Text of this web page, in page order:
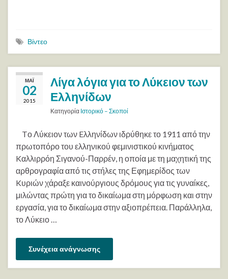
Βίντεο
ΜΆΙ
02
2015
Λίγα λόγια για το Λύκειον των
Ελληνίδων
Κατηγορία Ιστορικό – Σκοποί
Tο Λύκειον των Eλληνίδων ιδρύθηκε το 1911 από την
πρωτοπόρο του ελληνικού φεμινιστικού κινήματος
Kαλλιρρόη Σιγανού-Παρρέν, η οποία με τη μαχητική της
αρθρογραφία από τις στήλες της Εφημερίδος των
Kυριών χάραξε καινούργιους δρόμους για τις γυναίκες,
μιλώντας πρώτη για το δικαίωμα στη μόρφωση και στην
εργασία, για το δικαίωμα στην αξιοπρέπεια. Παράλληλα,
το Λύκειο …
Συνέχεια ανάγνωσης